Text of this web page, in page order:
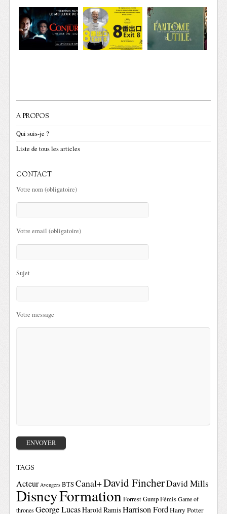
A PROPOS
Qui suis-je ?
Liste de tous les articles
CONTACT
Votre nom (obligatoire)
Votre email (obligatoire)
Sujet
Votre message
TAGS
Acteur Avengers BTSCanal+David FincherDavid Mills
DisneyFormationForrest GumpFémis Game of
thrones George LucasHarold RamisHarrison FordHarry Potter